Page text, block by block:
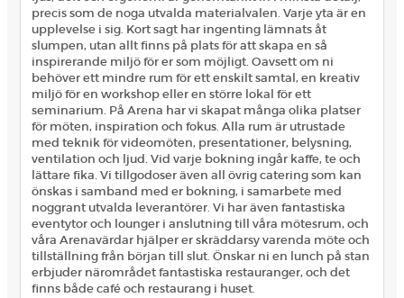
precis som de noga utvalda materialvalen. Varje yta är en
upplevelse i sig. Kort sagt har ingenting lämnats åt
slumpen, utan allt finns på plats för att skapa en så
inspirerande miljö för er som möjligt. Oavsett om ni
behöver ett mindre rum för ett enskilt samtal, en kreativ
miljö för en workshop eller en större lokal för ett
seminarium. På Arena har vi skapat många olika platser
för möten, inspiration och fokus. Alla rum är utrustade
med teknik för videomöten, presentationer, belysning,
ventilation och ljud. Vid varje bokning ingår kaffe, te och
lättare fika. Vi tillgodoser även all övrig catering som kan
önskas i samband med er bokning, i samarbete med
noggrant utvalda leverantörer. Vi har även fantastiska
eventytor och lounger i anslutning till våra mötesrum, och
våra Arenavärdar hjälper er skräddarsy varenda möte och
tillställning från början till slut. Önskar ni en lunch på stan
erbjuder närområdet fantastiska restauranger, och det
finns både café och restaurang i huset.